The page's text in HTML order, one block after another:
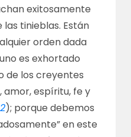
exitosamente
tinieblas. Están
orden dada
es exhortado
de los creyentes
espíritu, fe y
); porque debemos
en este